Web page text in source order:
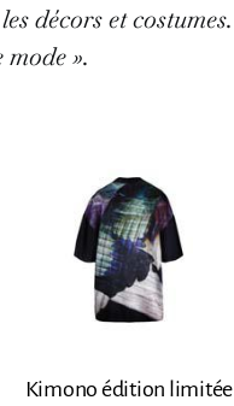
décors et costumes.
».
Kimono édition limitée